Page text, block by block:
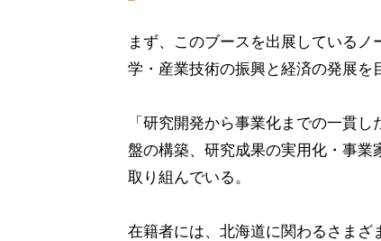
まず、このブースを出展している
学・産業技術の振興と経済の発展を
「研究開発から事業化までの一貫
盤の構築、研究成果の実用化・事
取り組んでいる。
在籍者には、北海道に関わるさま